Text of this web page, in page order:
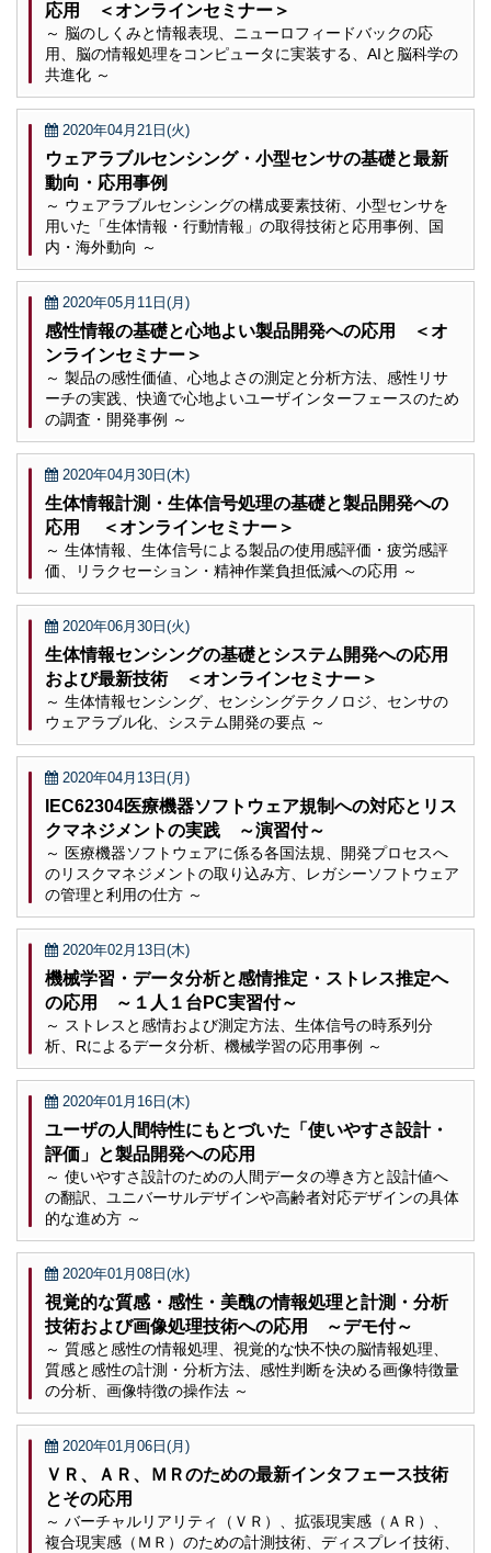
応用 ＜オンラインセミナー＞
～ 脳のしくみと情報表現、ニューロフィードバックの応
用、脳の情報処理をコンピュータに実装する、AIと脳科学の
共進化 ～
2020年04月21日(火)
ウェアラブルセンシング・小型センサの基礎と最新
動向・応用事例
～ ウェアラブルセンシングの構成要素技術、小型センサを
用いた「生体情報・行動情報」の取得技術と応用事例、国
内・海外動向 ～
2020年05月11日(月)
感性情報の基礎と心地よい製品開発への応用 ＜オ
ンラインセミナー＞
～ 製品の感性価値、心地よさの測定と分析方法、感性リサ
ーチの実践、快適で心地よいユーザインターフェースのため
の調査・開発事例 ～
2020年04月30日(木)
生体情報計測・生体信号処理の基礎と製品開発への
応用 ＜オンラインセミナー＞
～ 生体情報、生体信号による製品の使用感評価・疲労感評
価、リラクセーション・精神作業負担低減への応用 ～
2020年06月30日(火)
生体情報センシングの基礎とシステム開発への応用
および最新技術 ＜オンラインセミナー＞
～ 生体情報センシング、センシングテクノロジ、センサの
ウェアラブル化、システム開発の要点 ～
2020年04月13日(月)
IEC62304医療機器ソフトウェア規制への対応とリス
クマネジメントの実践 ～演習付～
～ 医療機器ソフトウェアに係る各国法規、開発プロセスへ
のリスクマネジメントの取り込み方、レガシーソフトウェア
の管理と利用の仕方 ～
2020年02月13日(木)
機械学習・データ分析と感情推定・ストレス推定へ
の応用 ～１人１台PC実習付～
～ ストレスと感情および測定方法、生体信号の時系列分
析、Rによるデータ分析、機械学習の応用事例 ～
2020年01月16日(木)
ユーザの人間特性にもとづいた「使いやすさ設計・
評価」と製品開発への応用
～ 使いやすさ設計のための人間データの導き方と設計値へ
の翻訳、ユニバーサルデザインや高齢者対応デザインの具体
的な進め方 ～
2020年01月08日(水)
視覚的な質感・感性・美醜の情報処理と計測・分析
技術および画像処理技術への応用 ～デモ付～
～ 質感と感性の情報処理、視覚的な快不快の脳情報処理、
質感と感性の計測・分析方法、感性判断を決める画像特徴量
の分析、画像特徴の操作法 ～
2020年01月06日(月)
ＶＲ、ＡＲ、ＭＲのための最新インタフェース技術
とその応用
～ バーチャルリアリティ（ＶＲ）、拡張現実感（ＡＲ）、
複合現実感（ＭＲ）のための計測技術、ディスプレイ技術、